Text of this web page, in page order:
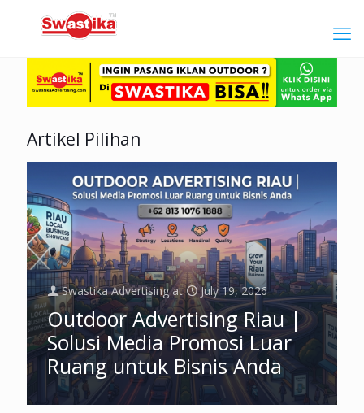
Artikel Pilihan
Swastika Advertising at July 19, 2026
Outdoor Advertising Riau |
Solusi Media Promosi Luar
Ruang untuk Bisnis Anda